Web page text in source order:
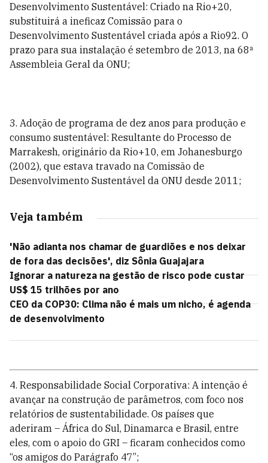
Desenvolvimento Sustentável: Criado na Rio+20,
substituirá a ineficaz Comissão para o
Desenvolvimento Sustentável criada após a Rio92. O
prazo para sua instalação é setembro de 2013, na 68ª
Assembleia Geral da ONU;
3. Adoção de programa de dez anos para produção e
consumo sustentável: Resultante do Processo de
Marrakesh, originário da Rio+10, em Johanesburgo
(2002), que estava travado na Comissão de
Desenvolvimento Sustentável da ONU desde 2011;
Veja também
'Não adianta nos chamar de guardiões e nos deixar
de fora das decisões', diz Sônia Guajajara
Ignorar a natureza na gestão de risco pode custar
US$ 15 trilhões por ano
CEO da COP30: Clima não é mais um nicho, é agenda
de desenvolvimento
4. Responsabilidade Social Corporativa: A intenção é
avançar na construção de parâmetros, com foco nos
relatórios de sustentabilidade. Os países que
aderiram – África do Sul, Dinamarca e Brasil, entre
eles, com o apoio do GRI – ficaram conhecidos como
“os amigos do Parágrafo 47”;